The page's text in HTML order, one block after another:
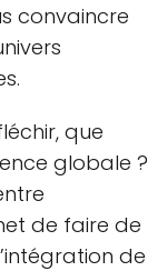
convaincre
que
globale ?
de faire de
de